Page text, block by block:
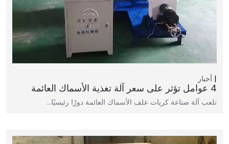
أخبار
4 عوامل تؤثر على سعر آلة تغذية الأسماك العائمة
تلعب آلة صناعة كريات علف الأسماك العائمة دورًا رئيسيًا…